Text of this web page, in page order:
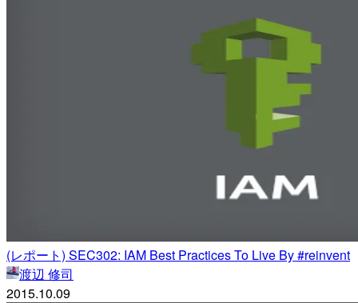
(レポート) SEC302: IAM Best Practices To Live By #reinvent
渡辺 修司
2015.10.09